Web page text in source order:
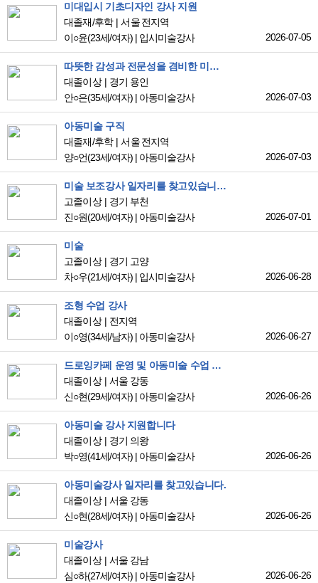
미대입시 기초디자인 강사 지원
대졸재/후학
서울 전지역
이○윤(23세/여자) | 입시미술강사 2026-07-05
따뜻한 감성과 전문성을 겸비한 미술교사
대졸이상
경기 용인
안○은(35세/여자) | 아동미술강사 2026-07-03
아동미술 구직
대졸재/후학
서울 전지역
양○언(23세/여자) | 아동미술강사 2026-07-03
미술 보조강사 일자리를 찾고있습니다.
고졸이상
경기 부천
진○원(20세/여자) | 아동미술강사 2026-07-01
미술
고졸이상
경기 고양
차○우(21세/여자) | 입시미술강사 2026-06-28
조형 수업 강사
대졸이상
전지역
이○영(34세/남자) | 아동미술강사 2026-06-27
드로잉카페 운영 및 아동미술 수업 경험이 있는 미술강사입니다
대졸이상
서울 강동
신○현(29세/여자) | 아동미술강사 2026-06-26
아동미술 강사 지원합니다
대졸이상
경기 의왕
박○영(41세/여자) | 아동미술강사 2026-06-26
아동미술강사 일자리를 찾고있습니다.
대졸이상
서울 강동
신○현(28세/여자) | 아동미술강사 2026-06-26
미술강사
대졸이상
서울 강남
심○하(27세/여자) | 아동미술강사 2026-06-26